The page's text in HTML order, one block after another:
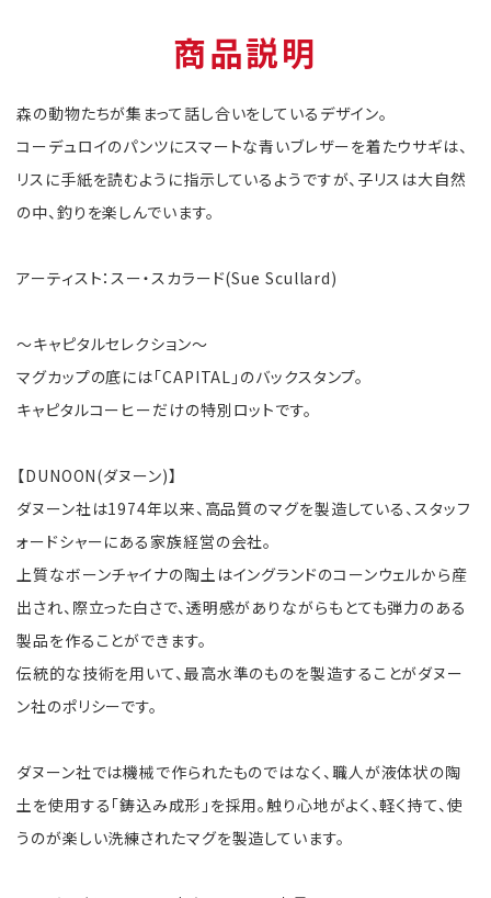
商品説明
森の動物たちが集まって話し合いをしているデザイン。
コーデュロイのパンツにスマートな青いブレザーを着たウサギは、
リスに手紙を読むように指示しているようですが、子リスは大自然
の中、釣りを楽しんでいます。
アーティスト：スー・スカラード(Sue Scullard)
〜キャピタルセレクション〜
マグカップの底には「CAPITAL」のバックスタンプ。
キャピタルコーヒーだけの特別ロットです。
【DUNOON(ダヌーン)】
ダヌーン社は1974年以来、高品質のマグを製造している、スタッフ
ォードシャーにある家族経営の会社。
上質なボーンチャイナの陶土はイングランドのコーンウェルから産
出され、際立った白さで、透明感がありながらもとても弾力のある
製品を作ることができます。
伝統的な技術を用いて、最高水準のものを製造することがダヌー
ン社のポリシーです。
ダヌーン社では機械で作られたものではなく、職人が液体状の陶
土を使用する「鋳込み成形」を採用。触り心地がよく、軽く持て、使
うのが楽しい洗練されたマグを製造しています。